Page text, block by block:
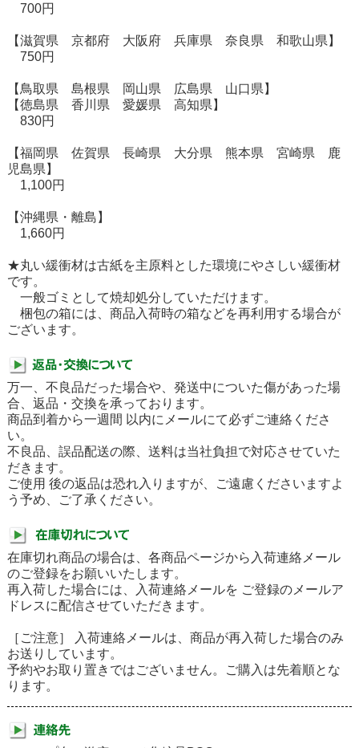
700円
【滋賀県 京都府 大阪府 兵庫県 奈良県 和歌山県】
750円
【鳥取県 島根県 岡山県 広島県 山口県】
【徳島県 香川県 愛媛県 高知県】
830円
【福岡県 佐賀県 長崎県 大分県 熊本県 宮崎県 鹿
児島県】
1,100円
【沖縄県・離島】
1,660円
★丸い緩衝材は古紙を主原料とした環境にやさしい緩衝材
です。
一般ゴミとして焼却処分していただけます。
梱包の箱には、商品入荷時の箱などを再利用する場合が
ございます。
万一、不良品だった場合や、発送中についた傷があった場
合、返品・交換を承っております。
商品到着から一週間 以内にメールにて必ずご連絡くださ
い。
不良品、誤品配送の際、送料は当社負担で対応させていた
だきます。
ご使用 後の返品は恐れ入りますが、ご遠慮くださいますよ
う予め、ご了承ください。
在庫切れ商品の場合は、各商品ページから入荷連絡メール
のご登録をお願いいたします。
再入荷した場合には、入荷連絡メールを ご登録のメールア
ドレスに配信させていただきます。
［ご注意］ 入荷連絡メールは、商品が再入荷した場合のみ
お送りしています。
予約やお取り置きではございません。ご購入は先着順とな
ります。